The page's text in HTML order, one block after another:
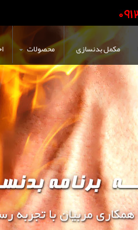
مکمل بدنسازی محصولات